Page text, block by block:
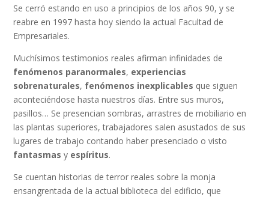
Se cerró estando en uso a principios de los años 90, y se
reabre en 1997 hasta hoy siendo la actual Facultad de
Empresariales.
Muchísimos testimonios reales afirman infinidades de
fenómenos paranormales, experiencias
sobrenaturales, fenómenos inexplicables que siguen
aconteciéndose hasta nuestros días. Entre sus muros,
pasillos… Se presencian sombras, arrastres de mobiliario en
las plantas superiores, trabajadores salen asustados de sus
lugares de trabajo contando haber presenciado o visto
fantasmas y espíritus.
Se cuentan historias de terror reales sobre la monja
ensangrentada de la actual biblioteca del edificio, que